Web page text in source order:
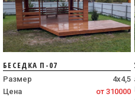
БЕСЕДКА П-07
Размер
4х4,5
Цена
от 310000